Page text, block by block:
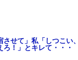
させて」私「しつこ
！」とキレて・・・